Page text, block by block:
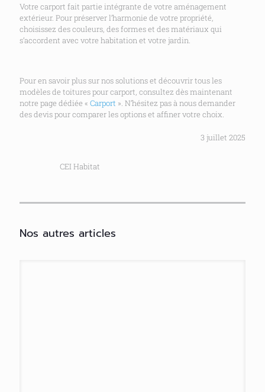
Votre carport fait partie intégrante de votre aménagement
extérieur. Pour préserver l’harmonie de votre propriété,
choisissez des couleurs, des formes et des matériaux qui
s’accordent avec votre habitation et votre jardin.
Pour en savoir plus sur nos solutions et découvrir tous les
modèles de toitures pour carport, consultez dès maintenant
notre page dédiée « Carport ». N’hésitez pas à nous demander
des devis pour comparer les options et affiner votre choix.
3 juillet 2025
CEI Habitat
Nos autres articles